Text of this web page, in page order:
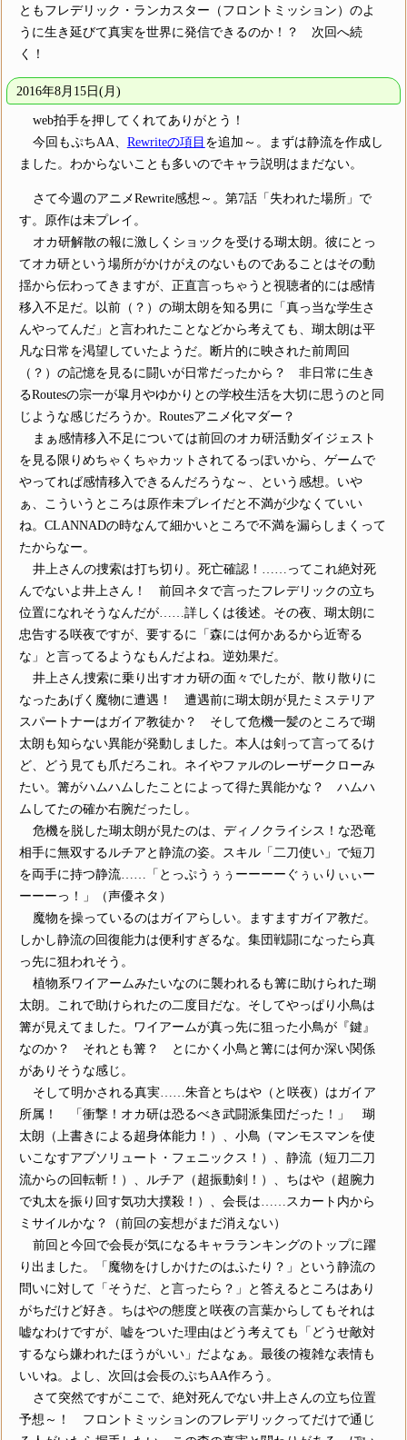
ともフレデリック・ランカスター（フロントミッション）のよ
うに生き延びて真実を世界に発信できるのか！？ 次回へ続
く！
2016年8月15日(月)
web拍手を押してくれてありがとう！
今回もぷちAA、 Rewriteの項目 を追加～。まずは静流を作成し
ました。わからないことも多いのでキャラ説明はまだない。
さて今週のアニメRewrite感想～。第7話「失われた場所」で
す。原作は未プレイ。
オカ研解散の報に激しくショックを受ける瑚太朗。彼にとっ
てオカ研という場所がかけがえのないものであることはその動
揺から伝わってきますが、正直言っちゃうと視聴者的には感情
移入不足だ。以前（？）の瑚太朗を知る男に「真っ当な学生さ
んやってんだ」と言われたことなどから考えても、瑚太朗は平
凡な日常を渇望していたようだ。断片的に映された前周回
（？）の記憶を見るに闘いが日常だったから？ 非日常に生き
るRoutesの宗一が皐月やゆかりとの学校生活を大切に思うのと同
じような感じだろうか。Routesアニメ化マダー？
まぁ感情移入不足については前回のオカ研活動ダイジェスト
を見る限りめちゃくちゃカットされてるっぽいから、ゲームで
やってれば感情移入できるんだろうな～、という感想。いや
ぁ、こういうところは原作未プレイだと不満が少なくていい
ね。CLANNADの時なんて細かいところで不満を漏らしまくって
たからなー。
井上さんの捜索は打ち切り。死亡確認！……ってこれ絶対死
んでないよ井上さん！ 前回ネタで言ったフレデリックの立ち
位置になれそうなんだが……詳しくは後述。その夜、瑚太朗に
忠告する咲夜ですが、要するに「森には何かあるから近寄る
な」と言ってるようなもんだよね。逆効果だ。
井上さん捜索に乗り出すオカ研の面々でしたが、散り散りに
なったあげく魔物に遭遇！ 遭遇前に瑚太朗が見たミステリア
スパートナーはガイア教徒か？ そして危機一髪のところで瑚
太朗も知らない異能が発動しました。本人は剣って言ってるけ
ど、どう見ても爪だろこれ。ネイやファルのレーザークローみ
たい。篝がハムハムしたことによって得た異能かな？ ハムハ
ムしてたの確か右腕だったし。
危機を脱した瑚太朗が見たのは、ディノクライシス！な恐竜
相手に無双するルチアと静流の姿。スキル「二刀使い」で短刀
を両手に持つ静流……「とっぷうぅぅーーーーぐぅぃりぃぃー
ーーーっ！」（声優ネタ）
魔物を操っているのはガイアらしい。ますますガイア教だ。
しかし静流の回復能力は便利すぎるな。集団戦闘になったら真
っ先に狙われそう。
植物系ワイアームみたいなのに襲われるも篝に助けられた瑚
太朗。これで助けられたの二度目だな。そしてやっぱり小鳥は
篝が見えてました。ワイアームが真っ先に狙った小鳥が『鍵』
なのか？ それとも篝？ とにかく小鳥と篝には何か深い関係
がありそうな感じ。
そして明かされる真実……朱音とちはや（と咲夜）はガイア
所属！ 「衝撃！オカ研は恐るべき武闘派集団だった！」 瑚
太朗（上書きによる超身体能力！）、小鳥（マンモスマンを使
いこなすアブソリュート・フェニックス！）、静流（短刀二刀
流からの回転斬！）、ルチア（超振動剣！）、ちはや（超腕力
で丸太を振り回す気功大撲殺！）、会長は……スカート内から
ミサイルかな？（前回の妄想がまだ消えない）
前回と今回で会長が気になるキャラランキングのトップに躍
り出ました。「魔物をけしかけたのはふたり？」という静流の
問いに対して「そうだ、と言ったら？」と答えるところはあり
がちだけど好き。ちはやの態度と咲夜の言葉からしてもそれは
嘘なわけですが、嘘をついた理由はどう考えても「どうせ敵対
するなら嫌われたほうがいい」だよなぁ。最後の複雑な表情も
いいね。よし、次回は会長のぷちAA作ろう。
さて突然ですがここで、絶対死んでない井上さんの立ち位置
予想～！ フロントミッションのフレデリックってだけで通じ